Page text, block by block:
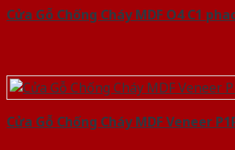
Cửa Gỗ Chống Cháy MDF O4 C1
Cửa Gỗ Chống Cháy MDF Veneer